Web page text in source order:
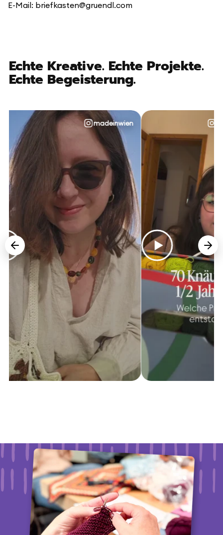
E-Mail: briefkasten@gruendl.com
Echte Kreative. Echte Projekte.
Echte Begeisterung.
madeinwien